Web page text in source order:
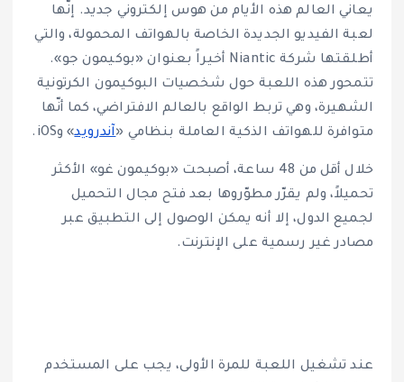
يعاني العالم هذه الأيام من هوس إلكتروني جديد. إنّها
لعبة الفيديو الجديدة الخاصة بالهواتف المحمولة، والتي
أطلقتها شركة Niantic أخيراً بعنوان «بوكيمون جو».
تتمحور هذه اللعبة حول شخصيات البوكيمون الكرتونية
الشهيرة، وهي تربط الواقع بالعالم الافتراضي، كما أنّها
متوافرة للهواتف الذكية العاملة بنظامي «آندرويد» وiOS.
خلال أقل من 48 ساعة، أصبحت «بوكيمون غو» الأكثر
تحميلاً، ولم يقرّر مطوّروها بعد فتح مجال التحميل
لجميع الدول، إلا أنه يمكن الوصول إلى التطبيق عبر
مصادر غير رسمية على الإنترنت.
عند تشغيل اللعبة للمرة الأولى، يجب على المستخدم